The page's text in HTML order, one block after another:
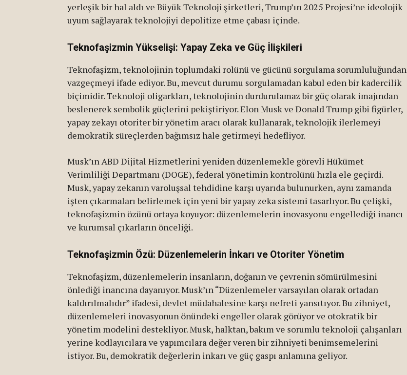
yerleşik bir hal aldı ve Büyük Teknoloji şirketleri, Trump’ın 2025 Projesi’ne ideolojik
uyum sağlayarak teknolojiyi depolitize etme çabası içinde.
Teknofaşizmin Yükselişi: Yapay Zeka ve Güç İlişkileri
Teknofaşizm, teknolojinin toplumdaki rolünü ve gücünü sorgulama sorumluluğundan
vazgeçmeyi ifade ediyor. Bu, mevcut durumu sorgulamadan kabul eden bir kadercilik
biçimidir. Teknoloji oligarkları, teknolojinin durdurulamaz bir güç olarak imajından
beslenerek sembolik güçlerini pekiştiriyor. Elon Musk ve Donald Trump gibi figürler,
yapay zekayı otoriter bir yönetim aracı olarak kullanarak, teknolojik ilerlemeyi
demokratik süreçlerden bağımsız hale getirmeyi hedefliyor.
Musk’ın ABD Dijital Hizmetlerini yeniden düzenlemekle görevli Hükümet
Verimliliği Departmanı (DOGE), federal yönetimin kontrolünü hızla ele geçirdi.
Musk, yapay zekanın varoluşsal tehdidine karşı uyarıda bulunurken, aynı zamanda
işten çıkarmaları belirlemek için yeni bir yapay zeka sistemi tasarlıyor. Bu çelişki,
teknofaşizmin özünü ortaya koyuyor: düzenlemelerin inovasyonu engellediği inancı
ve kurumsal çıkarların önceliği.
Teknofaşizmin Özü: Düzenlemelerin İnkarı ve Otoriter Yönetim
Teknofaşizm, düzenlemelerin insanların, doğanın ve çevrenin sömürülmesini
önlediği inancına dayanıyor. Musk’ın “Düzenlemeler varsayılan olarak ortadan
kaldırılmalıdır” ifadesi, devlet müdahalesine karşı nefreti yansıtıyor. Bu zihniyet,
düzenlemeleri inovasyonun önündeki engeller olarak görüyor ve otokratik bir
yönetim modelini destekliyor. Musk, halktan, bakım ve sorumlu teknoloji çalışanları
yerine kodlayıcılara ve yapımcılara değer veren bir zihniyeti benimsemelerini
istiyor. Bu, demokratik değerlerin inkarı ve güç gaspı anlamına geliyor.